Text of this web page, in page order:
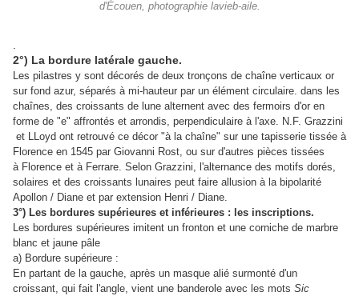
d'Écouen, photographie lavieb-aile.
2°) La bordure latérale gauche.
Les pilastres y sont décorés de deux tronçons de chaîne verticaux or
sur fond azur, séparés à mi-hauteur par un élément circulaire. dans les
chaînes, des croissants de lune alternent avec des fermoirs d'or en
forme de "e" affrontés et arrondis, perpendiculaire à l'axe. N.F. Grazzini
et LLoyd ont retrouvé ce décor "à la chaîne" sur une tapisserie tissée à
Florence en 1545 par Giovanni Rost, ou sur d'autres pièces tissées
à Florence et à Ferrare. Selon Grazzini, l'alternance des motifs dorés,
solaires et des croissants lunaires peut faire allusion à la bipolarité
Apollon / Diane et par extension Henri / Diane.
3°) Les bordures supérieures et inférieures : les inscriptions.
Les bordures supérieures imitent un fronton et une corniche de marbre
blanc et jaune pâle
a) Bordure supérieure :
En partant de la gauche, après un masque alié surmonté d'un
croissant, qui fait l'angle, vient une banderole avec les mots Sic